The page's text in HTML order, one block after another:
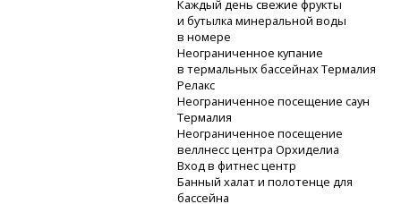
Каждый день свежие фрукты
и бутылка минеральной воды
в номере
Неограниченное купание
в термальных бассейнах Термалия
Релакс
Неограниченное посещение саун
Термалия
Неограниченное посещение
веллнесс центра Орхиделиа
Вход в фитнес центр
Банный халат и полотенце для
бассейна